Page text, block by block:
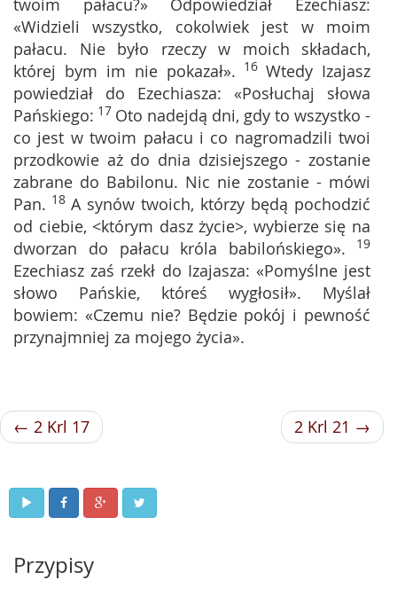
twoim pałacu?» Odpowiedział Ezechiasz:
«Widzieli wszystko, cokolwiek jest w moim
pałacu. Nie było rzeczy w moich składach,
której bym im nie pokazał». 16 Wtedy Izajasz
powiedział do Ezechiasza: «Posłuchaj słowa
Pańskiego: 17 Oto nadejdą dni, gdy to wszystko -
co jest w twoim pałacu i co nagromadzili twoi
przodkowie aż do dnia dzisiejszego - zostanie
zabrane do Babilonu. Nic nie zostanie - mówi
Pan. 18 A synów twoich, którzy będą pochodzić
od ciebie, <którym dasz życie>, wybierze się na
dworzan do pałacu króla babilońskiego». 19
Ezechiasz zaś rzekł do Izajasza: «Pomyślne jest
słowo Pańskie, któreś wygłosił». Myślał
bowiem: «Czemu nie? Będzie pokój i pewność
przynajmniej za mojego życia».
← 2 Krl 17 2 Krl 21 →
Przypisy